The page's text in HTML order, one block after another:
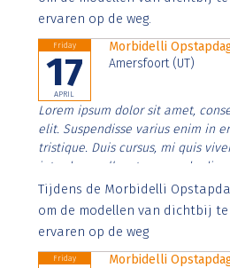
ervaren op de weg.
Friday
17
APRIL
Morbidelli
Amersfoort (UT)
Lorem ipsum dolor sit amet,
elit. Suspendisse varius enim in
tristique. Duis cursus, mi quis
interdum nulla, ut commodo
Aenean faucibus nibh et justo
imperdiet. Nunc ut sem vitae
Tijdens de Morbidelli
om de modellen van dichtbij
ervaren op de weg
Friday
Morbidelli